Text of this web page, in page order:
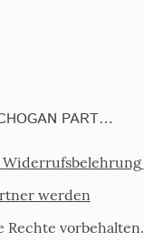
WERDE CHOGAN PARTNER
Widerrufsbelehrung
werden
vorbehalten.